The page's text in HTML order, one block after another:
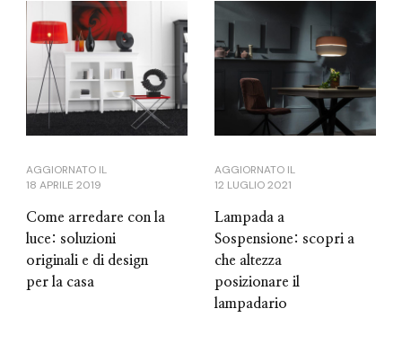
AGGIORNATO IL
18 APRILE 2019
Come arredare con la
luce: soluzioni
originali e di design
per la casa
AGGIORNATO IL
12 LUGLIO 2021
Lampada a
Sospensione: scopri a
che altezza
posizionare il
lampadario